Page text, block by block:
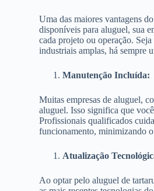
Uma das maiores vantagens
disponíveis para aluguel, sua
cada projeto ou operação.
industriais amplas, há sempre
Manutenção Incluída:
Muitas empresas de aluguel,
aluguel. Isso significa que
Profissionais qualificados
funcionamento, minimizando
Atualização
Ao optar pelo aluguel de